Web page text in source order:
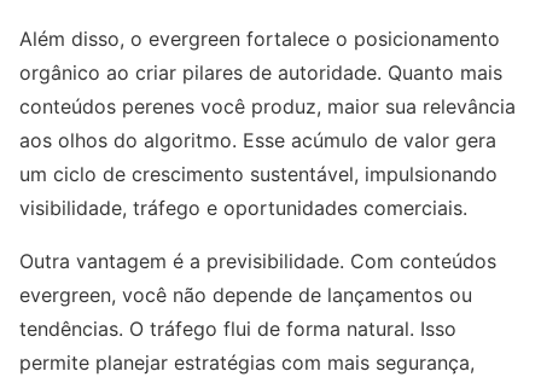
Além disso, o evergreen fortalece o posicionamento
orgânico ao criar pilares de autoridade. Quanto mais
conteúdos perenes você produz, maior sua relevância
aos olhos do algoritmo. Esse acúmulo de valor gera
um ciclo de crescimento sustentável, impulsionando
visibilidade, tráfego e oportunidades comerciais.
Outra vantagem é a previsibilidade. Com conteúdos
evergreen, você não depende de lançamentos ou
tendências. O tráfego flui de forma natural. Isso
permite planejar estratégias com mais segurança,